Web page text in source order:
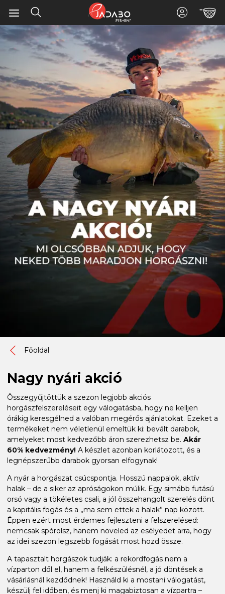
Főoldal
Nagy nyári akció
Összegyűjtöttük a szezon legjobb akciós
horgászfelszereléseit egy válogatásba, hogy ne kelljen
órákig keresgélned a valóban megérős ajánlatokat. Ezeket a
termékeket nem véletlenül emeltük ki: bevált darabok,
amelyeket most kedvezőbb áron szerezhetsz be. Akár
60% kedvezmény! A készlet azonban korlátozott, és a
legnépszerűbb darabok gyorsan elfogynak!
A nyár a horgászat csúcspontja. Hosszú nappalok, aktív
halak – de a siker az apróságokon múlik. Egy simább futású
orsó vagy a tökéletes csali, a jól összehangolt szerelés dönt
a kapitális fogás és a „ma sem ettek a halak” nap között.
Éppen ezért most érdemes fejleszteni a felszerelésed:
nemcsak spórolsz, hanem növeled az esélyedet arra, hogy
az idei szezon legszebb fogását most hozd össze.
A tapasztalt horgászok tudják: a rekordfogás nem a
vízparton dől el, hanem a felkészülésnél, a jó döntések a
vásárlásnál kezdődnek! Használd ki a mostani válogatást,
készülj fel időben, és menj ki magabiztosan a vízpartra –